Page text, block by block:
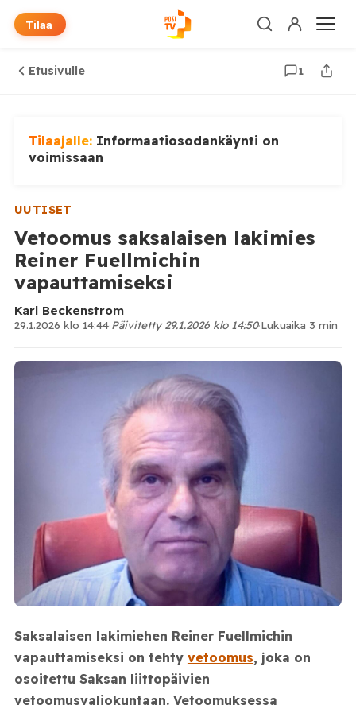
Tilaa
Etusivulle 1
Tilaajalle: Informaatiosodankäynti on
voimissaan
UUTISET
Vetoomus saksalaisen lakimies
Reiner Fuellmichin
vapauttamiseksi
Karl Beckenstrom
29.1.2026 klo 14:44·Päivitetty 29.1.2026 klo 14:50·Lukuaika 3 min
Saksalaisen lakimiehen Reiner Fuellmichin
vapauttamiseksi on tehty vetoomus, joka on
osoitettu Saksan liittopäivien
vetoomusvaliokuntaan. Vetoomuksessa